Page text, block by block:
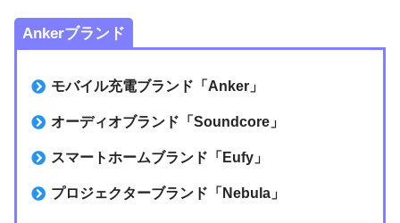
Ankerブランド
モバイル充電ブランド「Anker」
オーディオブランド「Soundcore」
スマートホームブランド「Eufy」
プロジェクターブランド「Nebula」